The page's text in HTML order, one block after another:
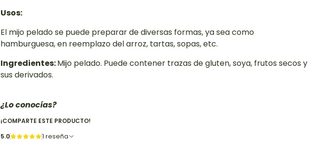
Usos:
El mijo pelado se puede preparar de diversas formas, ya sea como
hamburguesa, en reemplazo del arroz, tartas, sopas, etc.
Ingredientes:Mijo pelado. Puede contener trazas de gluten, soya, frutos secos y
sus derivados.
¿Lo conocías?
¡COMPARTE ESTE PRODUCTO!
5.0 1 reseña